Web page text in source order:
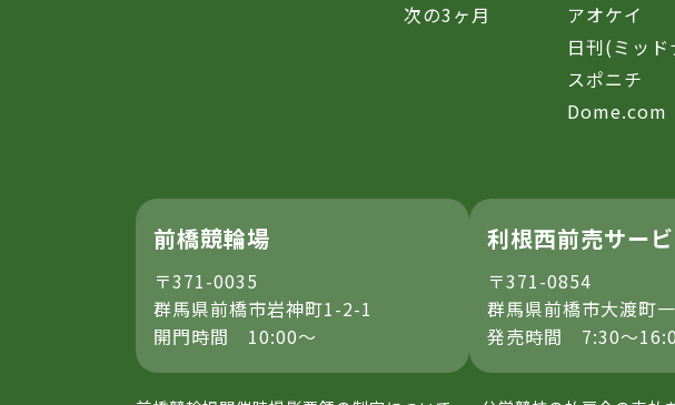
次の3ヶ月
アオケイ
日刊(ミッ
スポニチ
Dome.com
前橋競輪場
〒371-0035
群馬県前橋市岩神町1-2-1
開門時間 10:00～
利根西前売サー
〒371-0854
群馬県前橋市大渡町
発売時間 7:30～